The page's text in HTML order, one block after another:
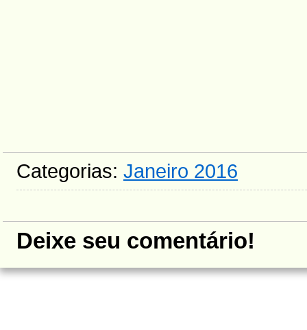
Categorias: Janeiro 2016
Deixe seu comentário!